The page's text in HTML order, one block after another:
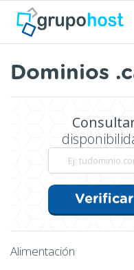
Dominios
Verificar
Alimentación